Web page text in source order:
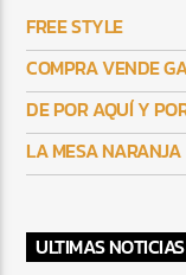
FREE STYLE
COMPRA VENDE
DE POR AQUÍ Y
LA MESA NARANJA
ULTIMAS NOTICIAS